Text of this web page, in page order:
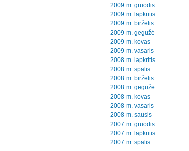
2009 m. gruodis
2009 m. lapkritis
2009 m. birželis
2009 m. gegužė
2009 m. kovas
2009 m. vasaris
2008 m. lapkritis
2008 m. spalis
2008 m. birželis
2008 m. gegužė
2008 m. kovas
2008 m. vasaris
2008 m. sausis
2007 m. gruodis
2007 m. lapkritis
2007 m. spalis